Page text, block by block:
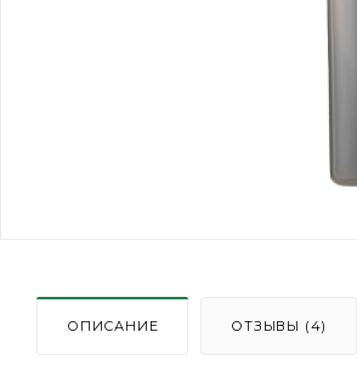
ОПИСАНИЕ ОТЗЫВЫ (4)